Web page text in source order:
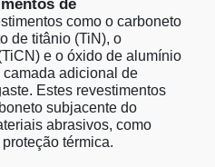
de
como o carboneto
de titânio (TiN), o
e o óxido de alumínio
camada adicional de
Estes revestimentos
subjacente do
abrasivos, como
térmica.